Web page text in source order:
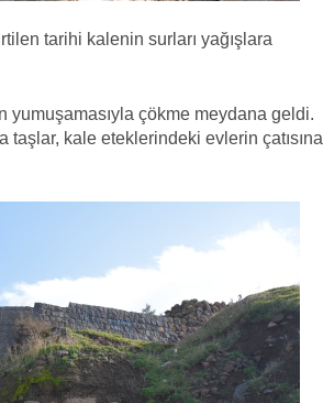
tarihi kalenin surları yağışlara
yumuşamasıyla çökme meydana geldi.
taşlar, kale eteklerindeki evlerin çatısına